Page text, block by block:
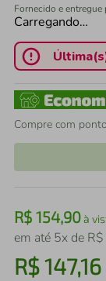
Fornecido e entregue
Carregando…
Compre com
R$ 154,90à
em até 5x de R$
R$147,16